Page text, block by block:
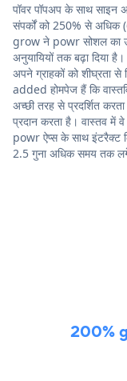
पॉवर पॉपअप के साथ
संपर्कों को 250% से अधिक
grow ने powr सोशल का
अनुयायियों तक बढ़ा दिया
अपने ग्राहकों को शीघ्रता
added होमपेज हैं कि
अच्छी तरह से प्रदर्शित
प्रदान करता है। वास्तव में
powr ऐप्स के साथ इंटरैक्ट
2.5 गुना अधिक समय तक
200%